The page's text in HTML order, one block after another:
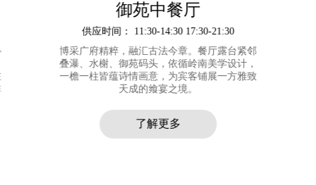
御苑中餐厅
供应时间： 11:30-14:30 17:30-21:30
博采广府精粹，融汇古法今章。餐厅露台紧邻
叠瀑、水榭、御苑码头，依循岭南美学设计，
一檐一柱皆蕴诗情画意，为宾客铺展一方雅致
天成的飨宴之境。
了解更多